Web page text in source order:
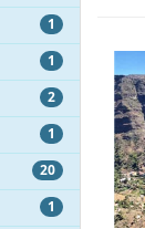
1
1
2
1
20
1